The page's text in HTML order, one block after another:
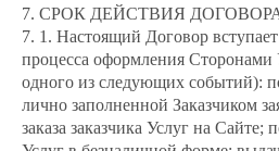
7. СРОК ДЕЙСТВИЯ
7. 1. Настоящий Договор
процесса оформления Сторонами
одного из следующих событий):
лично заполненной Заказчиком
заказа заказчика Услуг на Сайте;